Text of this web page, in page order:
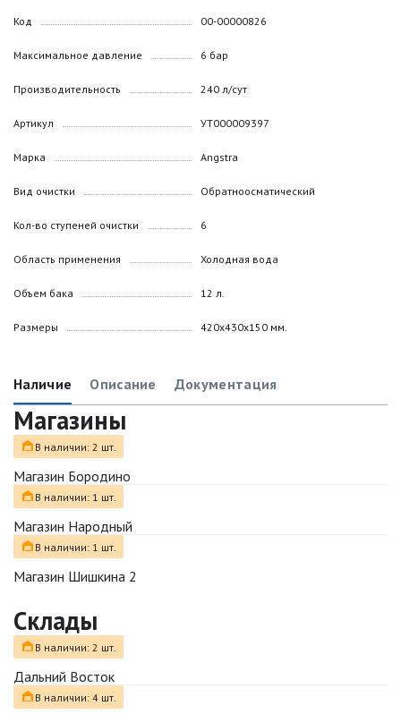
Код
Максимальное давление
Производительность
Артикул
Марка
Вид очистки
Кол-во ступеней очистки
Область применения
Объем бака
Размеры
00-00000826
6 бар
240 л/сут
УТ000009397
Angstra
Обратноосматический
6
Холодная вода
12 л.
420x430x150 мм.
Наличие Описание Документация
Магазины
В наличии: 2 шт.
Магазин Бородино
В наличии: 1 шт.
Магазин Народный
В наличии: 1 шт.
Магазин Шишкина 2
Склады
В наличии: 2 шт.
Дальний Восток
В наличии: 4 шт.